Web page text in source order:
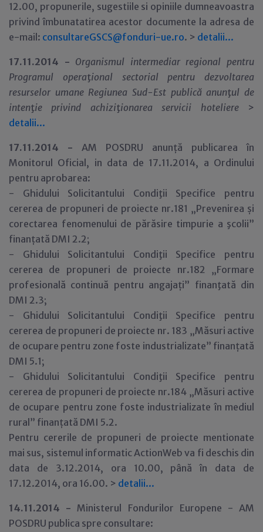
12.00, propunerile, sugestiile si opiniile dumneavoastra
privind îmbunatatirea acestor documente la adresa de
e-mail: consultareGSCS@fonduri-ue.ro. > detalii...
17.11.2014 - Organismul intermediar regional pentru
Programul operaţional sectorial pentru dezvoltarea
resurselor umane Regiunea Sud-Est publică anunţul de
intenţie privind achiziţionarea servicii hoteliere >
detalii...
17.11.2014 - AM POSDRU anunță publicarea în
Monitorul Oficial, in data de 17.11.2014, a Ordinului
pentru aprobarea:
- Ghidului Solicitantului Condiţii Specifice pentru
cererea de propuneri de proiecte nr.181 „Prevenirea și
corectarea fenomenului de părăsire timpurie a şcolii”
finanțată DMI 2.2;
- Ghidului Solicitantului Condiţii Specifice pentru
cererea de propuneri de proiecte nr.182 „Formare
profesională continuă pentru angajați” finanţată din
DMI 2.3;
- Ghidului Solicitantului Condiţii Specifice pentru
cererea de propuneri de proiecte nr. 183 „Măsuri active
de ocupare pentru zone foste industrializate” finanțată
DMI 5.1;
- Ghidului Solicitantului Condiţii Specifice pentru
cererea de propuneri de proiecte nr.184 „Măsuri active
de ocupare pentru zone foste industrializate în mediul
rural” finanțată DMI 5.2.
Pentru cererile de propuneri de proiecte mentionate
mai sus, sistemul informatic ActionWeb va fi deschis din
data de 3.12.2014, ora 10.00, până în data de
17.12.2014, ora 16.00. > detalii...
14.11.2014 -Ministerul Fondurilor Europene - AM
POSDRU publica spre consultare: